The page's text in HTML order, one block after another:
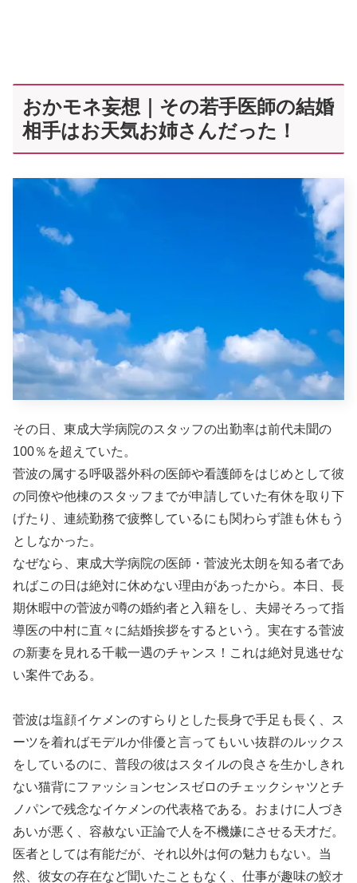
おかモネ妄想｜その若手医師の結婚
相手はお天気お姉さんだった！
その日、東成大学病院のスタッフの出勤率は前代未聞の
100％を超えていた。
菅波の属する呼吸器外科の医師や看護師をはじめとして彼
の同僚や他棟のスタッフまでが申請していた有休を取り下
げたり、連続勤務で疲弊しているにも関わらず誰も休もう
としなかった。
なぜなら、東成大学病院の医師・菅波光太朗を知る者であ
ればこの日は絶対に休めない理由があったから。本日、長
期休暇中の菅波が噂の婚約者と入籍をし、夫婦そろって指
導医の中村に直々に結婚挨拶をするという。実在する菅波
の新妻を見れる千載一遇のチャンス！これは絶対見逃せな
い案件である。
菅波は塩顔イケメンのすらりとした長身で手足も長く、ス
ーツを着ればモデルか俳優と言ってもいい抜群のルックス
をしているのに、普段の彼はスタイルの良さを生かしきれ
ない猫背にファッションセンスゼロのチェックシャツとチ
ノパンで残念なイケメンの代表格である。おまけに人づき
あいが悪く、容赦ない正論で人を不機嫌にさせる天才だ。
医者としては有能だが、それ以外は何の魅力もない。当
然、彼女の存在など聞いたこともなく、仕事が趣味の鮫オ